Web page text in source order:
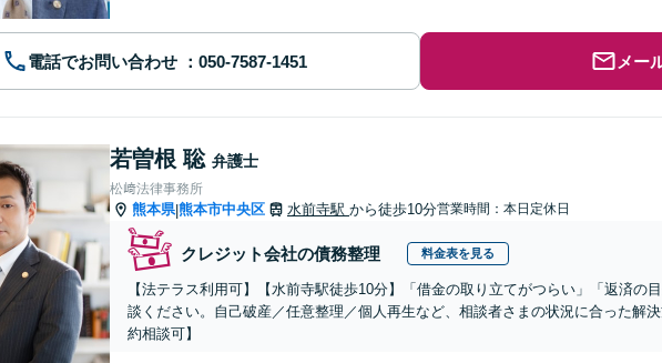
電話でお問い合わせ メー
若曽根 聡 弁護士
松﨑法律事務所
熊本県|熊本市中央区 水前寺駅 から徒歩10分営業時間：本日定休日
クレジット会社の債務整理 料金表を見る
【法テラス利用可】【水前寺駅徒歩10分】「借金の取り立てがつらい」「返済の
談ください。自己破産／任意整理／個人再生など、相談者さまの状況に合った解
約相談可】